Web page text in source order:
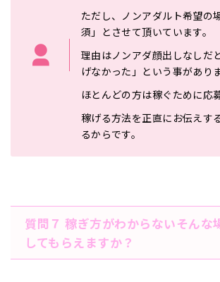
ただし、ノンアダルト希望の
須」とさせて頂いています。
理由はノンアダ顔出しなしだ
げなかった」 という事があり
ほとんどの方は稼ぐために応
稼げる方法を正直にお伝えす
るからです。
質問７ 稼ぎ方がわからないそんな
してもらえますか？